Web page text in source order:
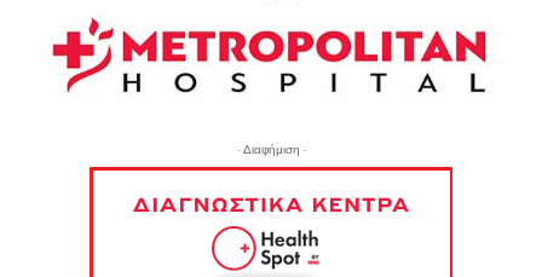
- Διαφήμιση -